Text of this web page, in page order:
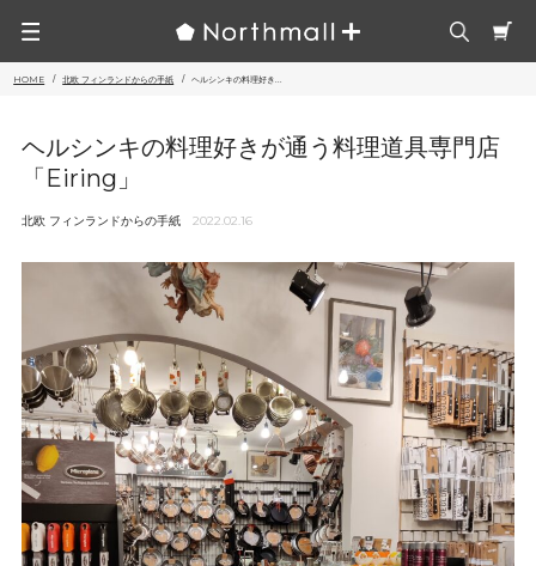
HOME 北欧 フィンランドからの手紙 ヘルシンキの料理好き...
ヘルシンキの料理好きが通う料理道具専門店
「Eiring」
北欧 フィンランドからの手紙 2022.02.16